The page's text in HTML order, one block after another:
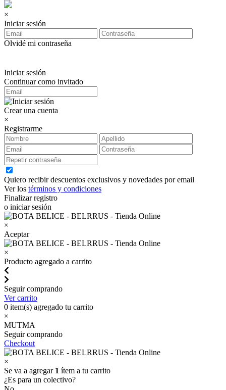
×
Iniciar sesión
Olvidé mi contraseña
Iniciar sesión
Continuar como invitado
Crear una cuenta
×
Registrarme
Quiero recibir descuentos exclusivos y novedades por email
Ver los términos y condiciones
Finalizar registro
o iniciar sesión
×
Aceptar
×
Producto agregado a carrito
Seguir comprando
Ver carrito
0 item(s) agregado tu carrito
×
MUTMA
Seguir comprando
Checkout
×
Se va a agregar 1 ítem a tu carrito
¿Es para un colectivo?